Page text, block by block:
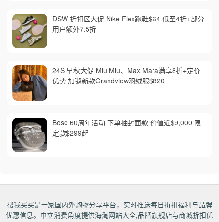
DSW 折扣区大促 Nike Flex跑鞋$64 低至4折+部分
用户额外7.5折
24S 早秋大促 Miu Miu、Max Mara满享8折+定价
优势 加鹅新款Grandview羽绒服$820
Bose 60周年活动 下单抽封面款 价值近$9,000 限
定款$299起
帮我买买是一家国内外购物分享平台，实时推送每日折扣福利与品牌
优惠信息。中立消费角度提供海淘网站大全,品牌旗舰店与商城折扣优